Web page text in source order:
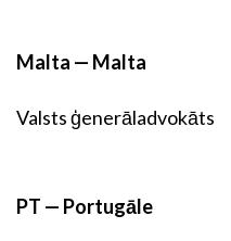
Malta — Malta
Valsts ģenerāladvokāts
PT — Portugāle